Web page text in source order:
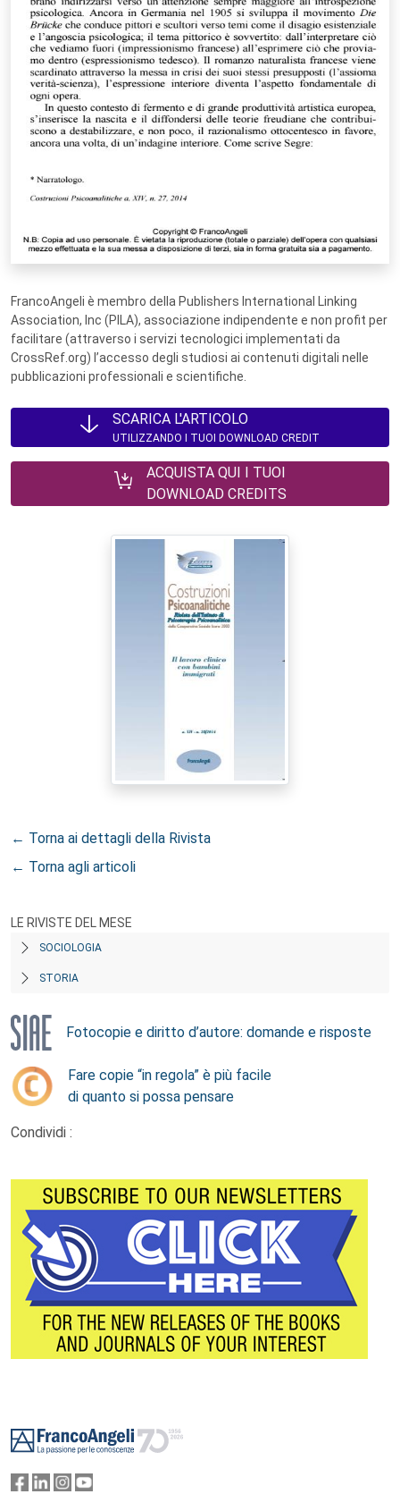
FrancoAngeli è membro della Publishers International Linking
Association, Inc (PILA), associazione indipendente e non profit per
facilitare (attraverso i servizi tecnologici implementati da
CrossRef.org) l’accesso degli studiosi ai contenuti digitali nelle
pubblicazioni professionali e scientifiche.
SCARICA L'ARTICOLO
UTILIZZANDO I TUOI DOWNLOAD CREDIT
ACQUISTA QUI I TUOI
DOWNLOAD CREDITS
← Torna ai dettagli della Rivista
← Torna agli articoli
LE RIVISTE DEL MESE
SOCIOLOGIA
STORIA
Fotocopie e diritto d’autore: domande e risposte
Fare copie “in regola” è più facile
di quanto si possa pensare
Condividi :